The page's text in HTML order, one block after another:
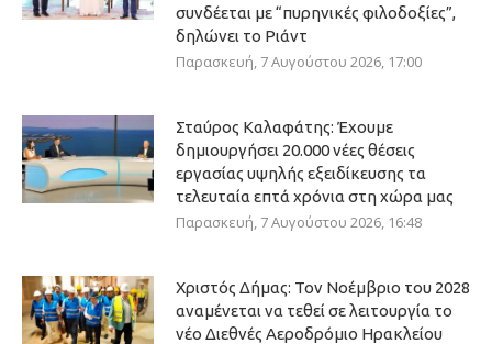
συνδέεται με “πυρηνικές φιλοδοξίες”,
δηλώνει το Ριάντ
Παρασκευή, 7 Αυγούστου 2026, 17:00
Σταύρος Καλαφάτης: Έχουμε
δημιουργήσει 20.000 νέες θέσεις
εργασίας υψηλής εξειδίκευσης τα
τελευταία επτά χρόνια στη χώρα μας
Παρασκευή, 7 Αυγούστου 2026, 16:48
Χριστός Δήμας: Τον Νοέμβριο του 2028
αναμένεται να τεθεί σε λειτουργία το
νέο Διεθνές Αεροδρόμιο Ηρακλείου